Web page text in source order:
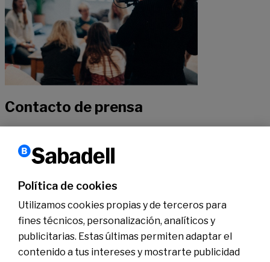
Contacto de prensa
Si quieres recibir más información sobre nuestra actualidad, no
dudes en contactar con nuestros especialistas.
Conócenos
Sala de Prensa
Política de cookies
Utilizamos cookies propias y de terceros para
fines técnicos, personalización, analíticos y
publicitarias. Estas últimas permiten adaptar el
contenido a tus intereses y mostrarte publicidad